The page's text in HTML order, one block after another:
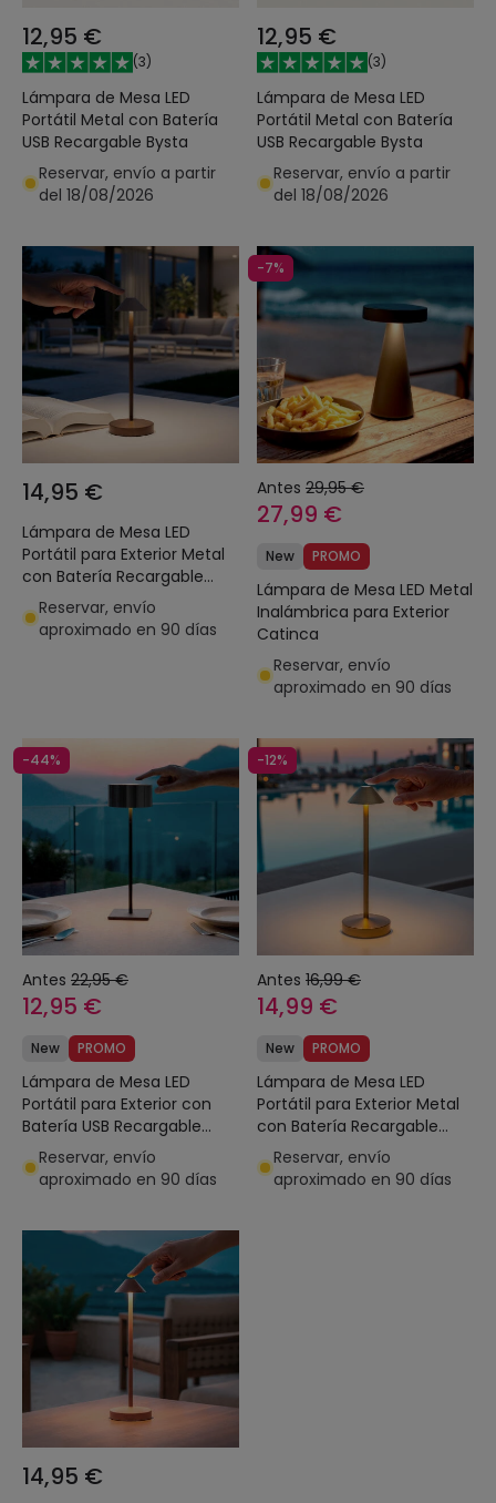
12,95 €
(3)
Lámpara de Mesa LED
Portátil Metal con Batería
USB Recargable Bysta
Reservar, envío a partir
del 18/08/2026
12,95 €
(3)
Lámpara de Mesa LED
Portátil Metal con Batería
USB Recargable Bysta
Reservar, envío a partir
del 18/08/2026
14,95 €
Lámpara de Mesa LED
Portátil para Exterior Metal
con Batería Recargable
Magatzi
Reservar, envío
aproximado en 90 días
-7%
Antes 29,95 €
27,99 €
New PROMO
Lámpara de Mesa LED Metal
Inalámbrica para Exterior
Catinca
Reservar, envío
aproximado en 90 días
-44%
Antes 22,95 €
12,95 €
New PROMO
Lámpara de Mesa LED
Portátil para Exterior con
Batería USB Recargable
Cesc
Reservar, envío
aproximado en 90 días
-12%
Antes 16,99 €
14,99 €
New PROMO
Lámpara de Mesa LED
Portátil para Exterior Metal
con Batería Recargable
Magatzi
Reservar, envío
aproximado en 90 días
14,95 €